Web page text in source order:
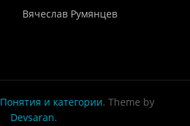
Вячеслав Румянцев
Понятия и категории. Theme by
Devsaran.